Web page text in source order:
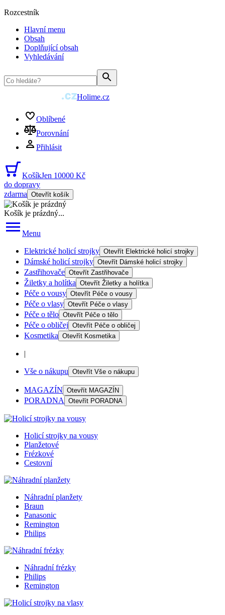
Rozcestník
Hlavní menu
Obsah
Doplňující obsah
Vyhledávání
Holime.cz
Oblíbené
Porovnání
Přihlásit
KošíkJen 10000 Kč
do dopravy
zdarma Otevřít košík
Košík je prázdný...
Menu
Elektrické holicí strojky Otevřít Elektrické holicí strojky
Dámské holicí strojky Otevřít Dámské holicí strojky
Zastřihovače Otevřít Zastřihovače
Žiletky a holítka Otevřít Žiletky a holítka
Péče o vousy Otevřít Péče o vousy
Péče o vlasy Otevřít Péče o vlasy
Péče o tělo Otevřít Péče o tělo
Péče o obličej Otevřít Péče o obličej
Kosmetika Otevřít Kosmetika
|
Vše o nákupu Otevřít Vše o nákupu
MAGAZÍN Otevřít MAGAZÍN
PORADNA Otevřít PORADNA
Holicí strojky na vousy
Planžetové
Frézkové
Cestovní
Náhradní planžety
Braun
Panasonic
Remington
Philips
Náhradní frézky
Philips
Remington